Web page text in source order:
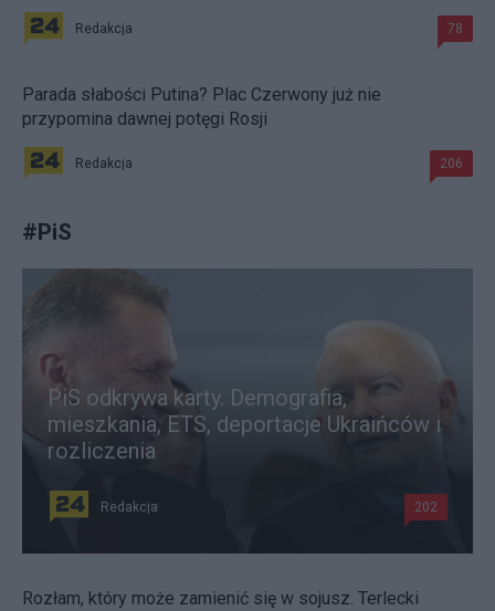
Redakcja 78
Parada słabości Putina? Plac Czerwony już nie
przypomina dawnej potęgi Rosji
Redakcja 206
#PiS
PiS odkrywa karty. Demografia,
mieszkania, ETS, deportacje Ukraińców i
rozliczenia
Redakcja 202
Rozłam, który może zamienić się w sojusz. Terlecki